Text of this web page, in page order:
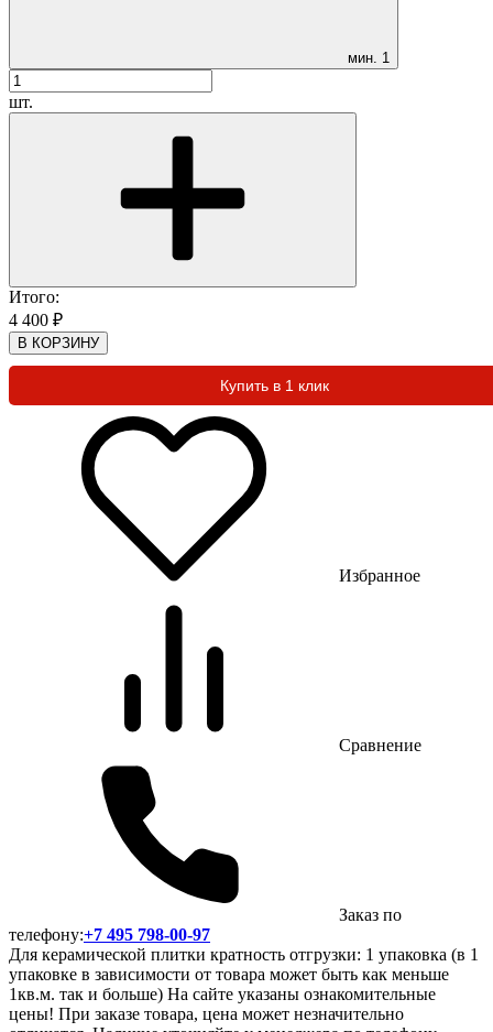
мин. 1
шт.
Итого:
4 400 ₽
В КОРЗИНУ
Купить в 1 клик
Избранное
Сравнение
Заказ по
телефону:+7 495 798-00-97
Для керамической плитки кратность отгрузки: 1 упаковка (в 1
упаковке в зависимости от товара может быть как меньше
1кв.м. так и больше) На сайте указаны ознакомительные
цены! При заказе товара, цена может незначительно